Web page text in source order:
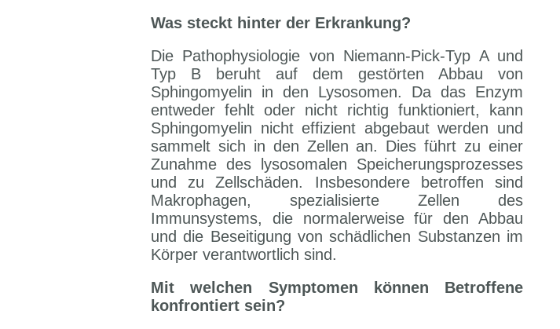
Was steckt hinter der Erkrankung?
Die Pathophysiologie von Niemann-Pick-Typ A und
Typ B beruht auf dem gestörten Abbau von
Sphingomyelin in den Lysosomen. Da das Enzym
entweder fehlt oder nicht richtig funktioniert, kann
Sphingomyelin nicht effizient abgebaut werden und
sammelt sich in den Zellen an. Dies führt zu einer
Zunahme des lysosomalen Speicherungsprozesses
und zu Zellschäden. Insbesondere betroffen sind
Makrophagen, spezialisierte Zellen des
Immunsystems, die normalerweise für den Abbau
und die Beseitigung von schädlichen Substanzen im
Körper verantwortlich sind.
Mit welchen Symptomen können Betroffene
konfrontiert sein?